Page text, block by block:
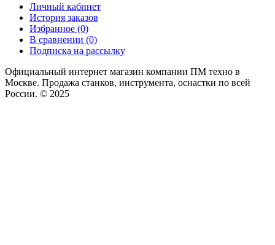
Личный кабинет
История заказов
Избранное (0)
В сравнении (0)
Подписка на рассылку
Официальный интернет магазин компании ПМ техно в
Москве. Продажа станков, инструмента, оснастки по всей
России. © 2025